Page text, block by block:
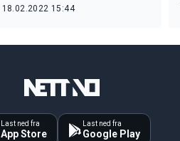
18.02.2022 15:44
Last ned fra
App Store
Last ned fra
Google Play